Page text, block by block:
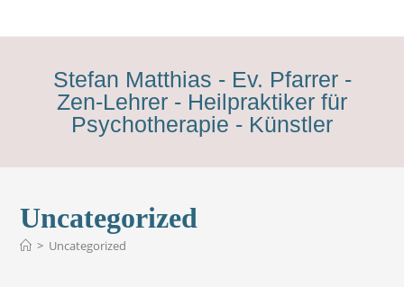
Stefan Matthias - Ev. Pfarrer -
Zen-Lehrer - Heilpraktiker für
Psychotherapie - Künstler
Uncategorized
> Uncategorized